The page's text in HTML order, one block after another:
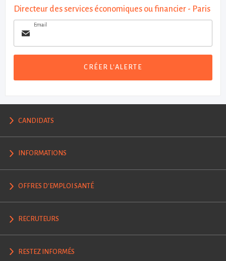
Directeur des services économiques ou financier - Paris
Email
CRÉER L'ALERTE
CANDIDATS
INFORMATIONS
OFFRES D'EMPLOI SANTÉ
RECRUTEURS
RESTEZ INFORMÉS